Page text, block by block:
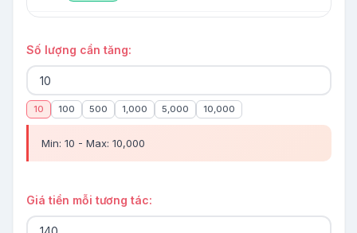
Số lượng cần tăng:
10 100 500 1,000 5,000 10,000
Min: 10 - Max: 10,000
Giá tiền mỗi tương tác: